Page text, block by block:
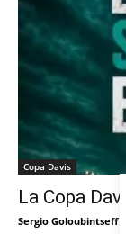
Copa Davis
La Copa
Sergio Goloubintseff